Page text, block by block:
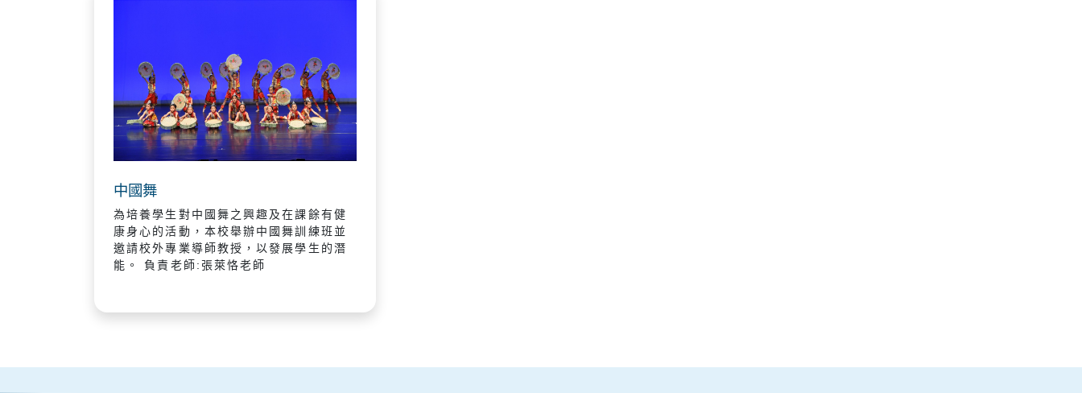
中國舞
為培養學生對中國舞之興趣及在課餘有健
康身心的活動，本校舉辦中國舞訓練班並
邀請校外專業導師教授，以發展學生的潛
能。 負責老師:張萊恪老師